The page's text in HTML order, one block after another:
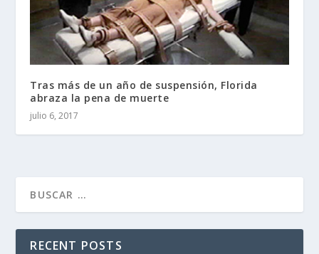
Tras más de un año de suspensión, Florida
abraza la pena de muerte
julio 6, 2017
RECENT POSTS